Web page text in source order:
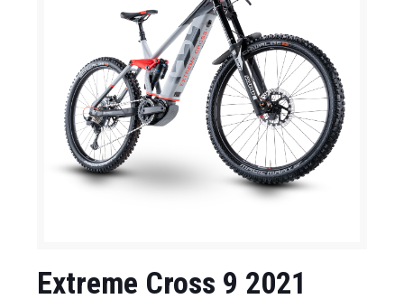
Extreme Cross 9 2021